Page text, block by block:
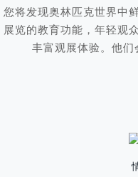
您将发现奥林匹克世界中
展览的教育功能，年轻观
丰富观展体验。他们